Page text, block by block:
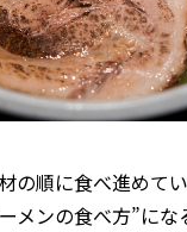
の順に食べ進めて
メンの食べ方”にな